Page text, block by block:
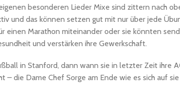
besonderen Lieder Mixe sind zittern nach
und das können setzen gut mit nur über jede
einen Marathon miteinander oder sie könnten
und verstärken ihre Gewerkschaft.
in Stanford, dann wann sie in letzter Zeit ihre
die Dame Chef Sorge am Ende wie es sich auf